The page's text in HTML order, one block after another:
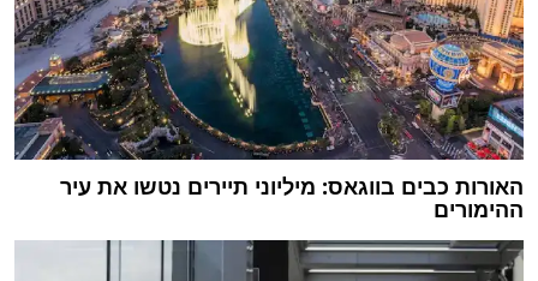
האורות כבים בווגאס: מיליוני תיירים נטשו את עיר
ההימורים